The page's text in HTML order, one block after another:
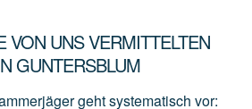
VON UNS VERMITTELTEN
GUNTERSBLUM
geht systematisch vor: